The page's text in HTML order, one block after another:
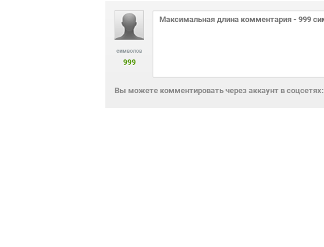
символов
999
Вы можете комментировать через аккаунт в соцсетях: